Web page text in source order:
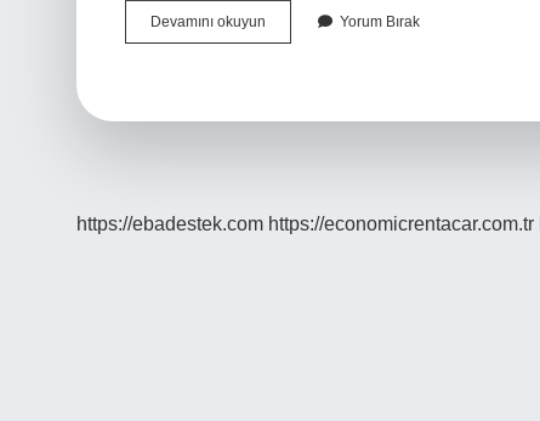
Devamını okuyun
Anlamlılık
Yorum Bırak
https://ebadestek.com https://economicrentacar.com.tr